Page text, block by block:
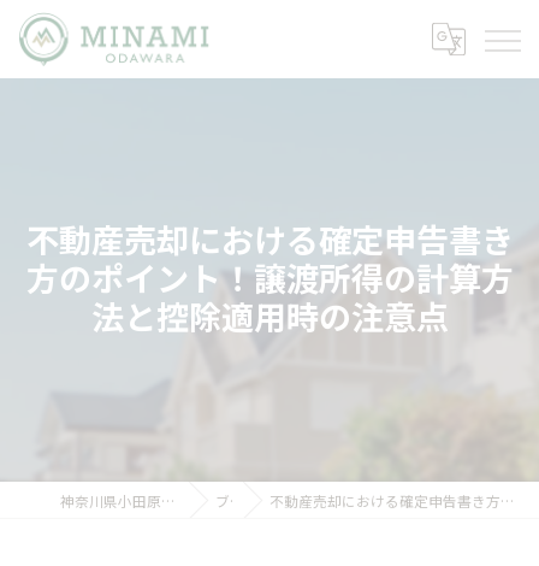
不動産売却における確定申告書き
方のポイント！譲渡所得の計算方
法と控除適用時の注意点
神奈川県小田原市の不動産ならミナミノイエ ブログ 不動産売却における確定申告書き方のポイント！譲渡所得の計算方法と控除適用時の注意点